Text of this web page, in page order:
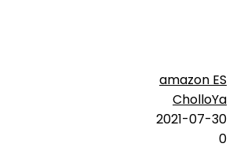
amazon ES
CholloYa
2021-07-30
0